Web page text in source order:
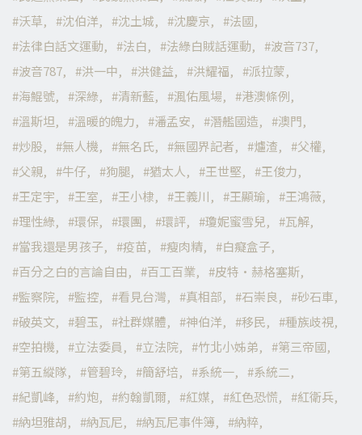
沃草
沈伯洋 沈土城 沈慶京
法國
法律白話文運動
法白 法綠白賊話運動
波音737
波音787
洪一中 洪健益 洪耀福
派拉蒙
海鯤號
深綠 清新藍 渢佑風場
港澳條例
溫斯坦
溫暖的魄力 潘孟安 潛艦國造
澳門
炒股
無人機 無名氏 無國界記者 爐渣
父權
父親
牛仔 狗腿 猶太人 王世堅
王俊力
王定宇
王室 王小棣 王義川 王顯瑜
王鴻薇
理性綠
環保 環團 環評 瓊妮蜜雪兒
瓦解
當我還是男孩子
疫苗 瘦肉精
白癡盒子
百分之白的言論自由
百工百業
皮特·赫格塞斯
監察院
監控 看見台灣 真相部 石崇良
砂石車
破英文
碧玉 社群媒體 神伯洋 移民
種族歧視
空拍機
立法委員 立法院 竹北小姊弟
第三帝國
第五縱隊
管碧玲 簡舒培 系統一
系統二
紀凱峰
約炮 約翰凱爾 紅媒 紅色恐慌
紅衛兵
納坦雅胡
納瓦尼 納瓦尼事件簿
納粹